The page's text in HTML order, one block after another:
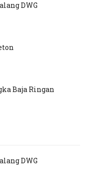
DWG
Baja Ringan
DWG